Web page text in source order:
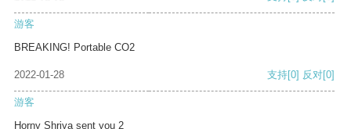
游客
BREAKING! Portable CO2
2022-01-28 支持[0] 反对[0]
游客
Horny Shriya sent you 2